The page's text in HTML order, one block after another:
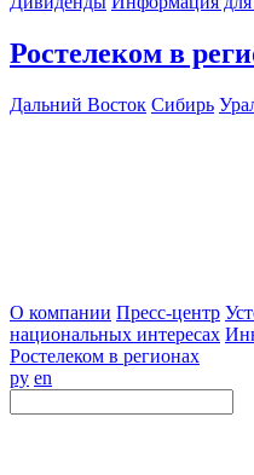
Ростелеком в
Дальний Восток Сибирь
О компании Пресс-центр
национальных интересах
Ростелеком в регионах
ру en